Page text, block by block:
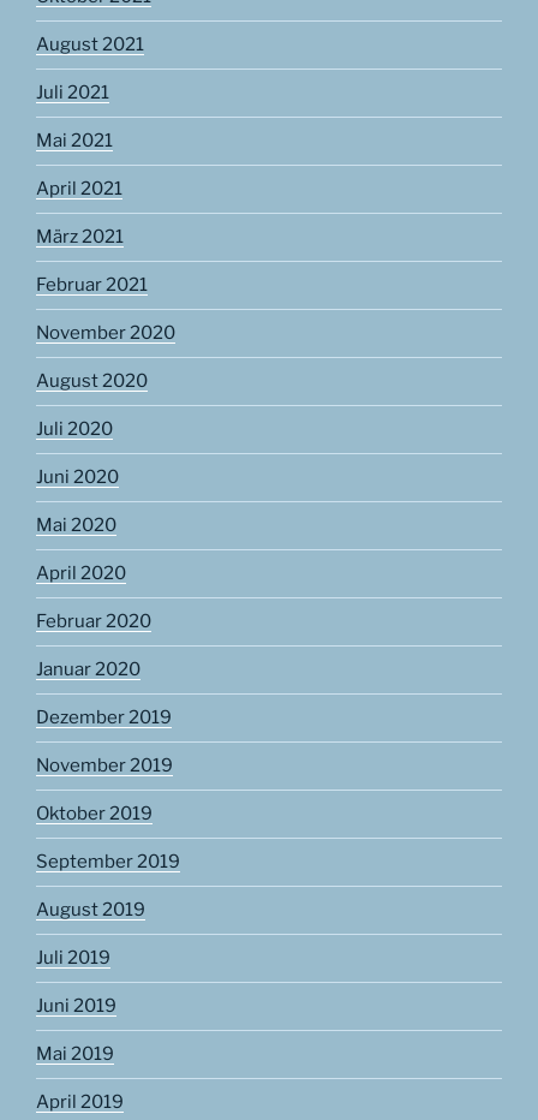
August 2021
Juli 2021
Mai 2021
April 2021
März 2021
Februar 2021
November 2020
August 2020
Juli 2020
Juni 2020
Mai 2020
April 2020
Februar 2020
Januar 2020
Dezember 2019
November 2019
Oktober 2019
September 2019
August 2019
Juli 2019
Juni 2019
Mai 2019
April 2019